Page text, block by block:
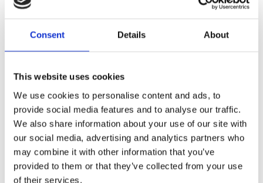
Consent Details About
This website uses cookies
We use cookies to personalise content and ads, to
provide social media features and to analyse our traffic.
We also share information about your use of our site with
our social media, advertising and analytics partners who
may combine it with other information that you’ve
provided to them or that they’ve collected from your use
of their services.
Kromad fälg
Krom DC fälg 3.00x16-40H SV
1 485KR
Kromad fälg
Krom DC fälg 3.00x16x40H
795 KR